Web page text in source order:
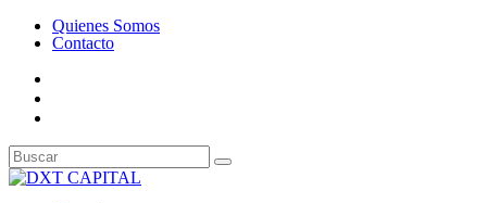
Quienes Somos
Contacto